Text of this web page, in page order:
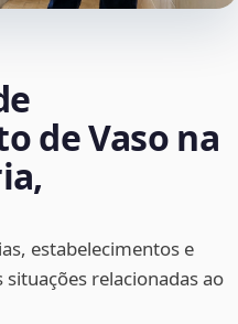
de Vaso na
estabelecimentos e
relacionadas ao